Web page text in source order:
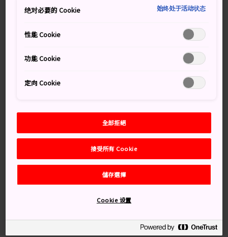
在貓街購物時，欣賞東京的時尚達人在這一季的
穿著
前往東方市場和 Kiddy Land 選購各類紀念品，
參觀位於表參道路易威登大樓的當代藝術和時尚
交通方式
表參道這條大街位於千代田線、銀座線及半藏門線的表參
如果你乘搭 JR 山手線，可在原宿站下車，沿著原宿主幹
參道。
绝对必要的 Cookie 始终处于活动状态
性能 Cookie
功能 Cookie
定向 Cookie
全部拒絕
接受所有 Cookie
儲存選擇
Cookie 设置